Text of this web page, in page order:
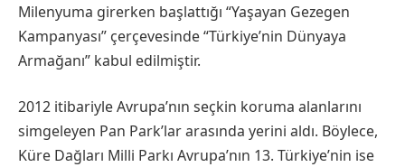
Milenyuma girerken başlattığı “Yaşayan Gezegen
Kampanyası” çerçevesinde “Türkiye’nin Dünyaya
Armağanı” kabul edilmiştir.
2012 itibariyle Avrupa’nın seçkin koruma alanlarını
simgeleyen Pan Park’lar arasında yerini aldı. Böylece,
Küre Dağları Milli Parkı Avrupa’nın 13. Türkiye’nin ise